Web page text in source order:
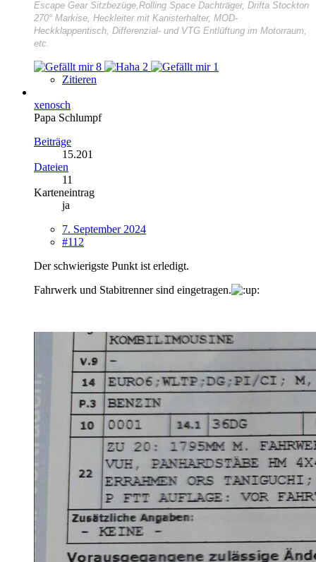
Escape Gear Sitzbezüge,Rolling Space Dachträger, Drifta Stockton
270° Markise, Heckleiter mit Kanisterhalter, MOD-
Heckklappentisch, Differenzial- und VTG Entlüftung im Motorraum,
etc.
8 2
1
Zitieren
xenosch
Papa Schlumpf
Beiträge
15.201
Dateien
11
Karteneintrag
ja
7. September 2024
#112
Der schwierigste Punkt ist erledigt.
Fahrwerk und Stabitrenner sind eingetragen.